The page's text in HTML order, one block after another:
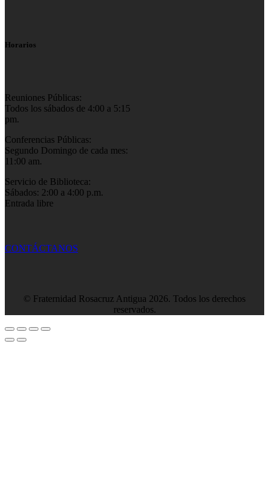
Horarios
Reuniones Públicas:
Todos los sábados de 4:00 a 5:15
pm.
Conferencias Públicas:
Segundo Domingo de cada mes:
11:00 am.
Servicio de Biblioteca:
Sábados: 2:00 a 4:00 p.m.
Entrada libre
CONTÁCTANOS
© Fraternidad Rosacruz Antigua 2026. Todos los derechos
reservados.